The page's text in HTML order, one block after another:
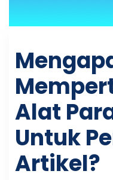
Alat
Untuk
Artikel?